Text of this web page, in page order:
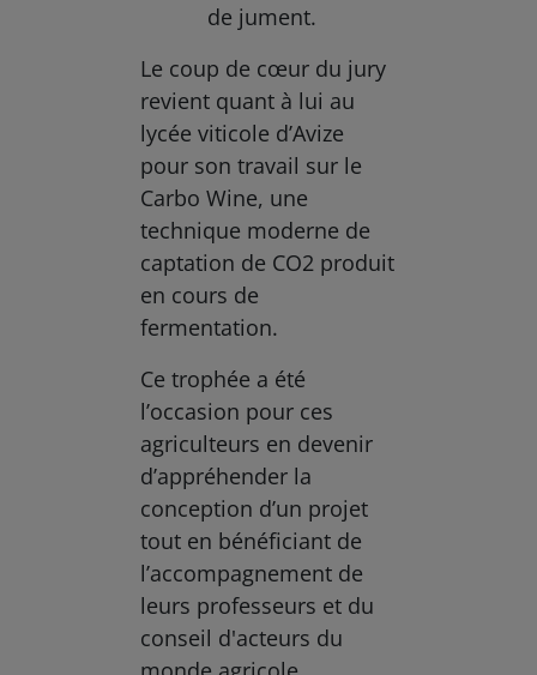
de jument.
Le coup de cœur du jury
revient quant à lui au
lycée viticole d’Avize
pour son travail sur le
Carbo Wine, une
technique moderne de
captation de CO2 produit
en cours de
fermentation.
Ce trophée a été
l’occasion pour ces
agriculteurs en devenir
d’appréhender la
conception d’un projet
tout en bénéficiant de
l’accompagnement de
leurs professeurs et du
conseil d'acteurs du